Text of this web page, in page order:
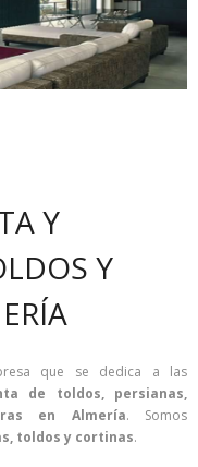
Y
Y
que se dedica a las
de toldos, persianas,
en Almería. Somos
toldos y cortinas.